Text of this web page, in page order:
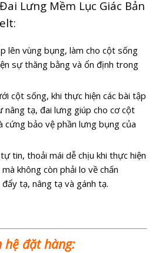
Lưng Mềm Lục Giác Bản
lên vùng bụng, làm cho cột sống
sự thăng bằng và ổn định trong
cột sống, khi thực hiện các bài tập
nâng tạ, đai lưng giúp cho cơ cột
cứng bảo vệ phần lưng bụng của
tin, thoải mái dễ chịu khi thực hiện
không còn phải lo về chấn
tạ, nâng tạ và gánh tạ.
hệ đặt hàng: